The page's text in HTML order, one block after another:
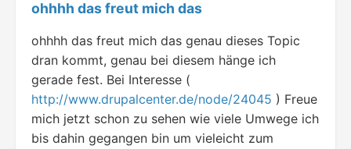
ohhhh das freut mich das
ohhhh das freut mich das genau dieses Topic
dran kommt, genau bei diesem hänge ich
gerade fest. Bei Interesse (
http://www.drupalcenter.de/node/24045 ) Freue
mich jetzt schon zu sehen wie viele Umwege ich
bis dahin gegangen bin um vieleicht zum